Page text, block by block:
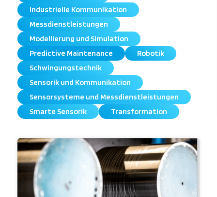
Industrielle Kommunikation
Messdienstleistungen
Modellierung und Simulation
Predictive Maintenance
Robotik
Schwingungstechnik
Sensorik und Kommunikation
Sensorsysteme und Messdienstleistungen
Smarte Sensorik
Transformation